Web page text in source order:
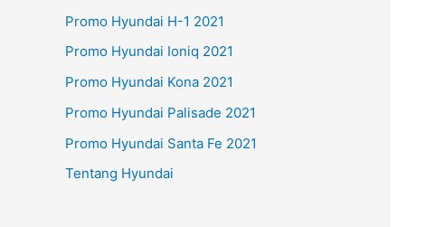
Promo Hyundai H-1 2021
Promo Hyundai Ioniq 2021
Promo Hyundai Kona 2021
Promo Hyundai Palisade 2021
Promo Hyundai Santa Fe 2021
Tentang Hyundai